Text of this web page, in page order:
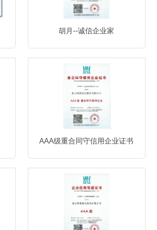
胡月--诚信企业家
AAA级重合同守信用企业证书